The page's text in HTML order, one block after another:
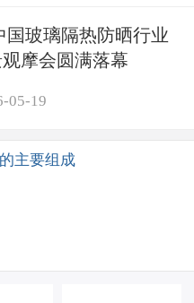
国玻璃隔热防晒行业
摩会圆满落幕
05-19
主要组成